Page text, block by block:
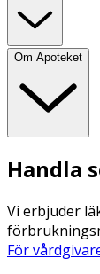
Om Apoteket
Handla
Vi erbjuder
För